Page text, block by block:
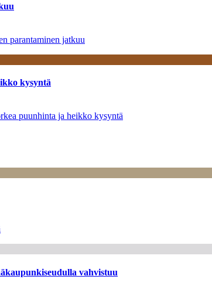
parantaminen jatkuu
kysyntä
puunhinta ja heikko kysyntä
vahvistuu